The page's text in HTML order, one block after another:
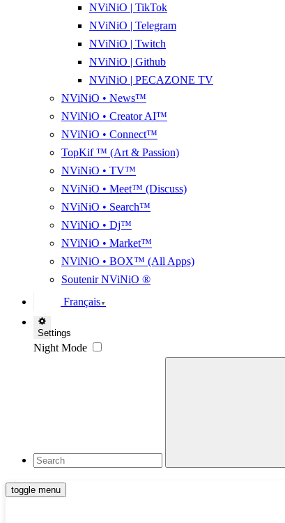
NViNiO | TikTok
NViNiO | Telegram
NViNiO | Twitch
NViNiO | Github
NViNiO | PECAZONE TV
NViNiO • News™
NViNiO • Creator AI™
NViNiO • Connect™
TopKif ™ (Art & Passion)
NViNiO • TV™
NViNiO • Meet™ (Discuss)
NViNiO • Search™
NViNiO • Dj™
NViNiO • Market™
NViNiO • BOX™ (All Apps)
Soutenir NViNiO ®
Français ▼
Settings
Night Mode
toggle menu